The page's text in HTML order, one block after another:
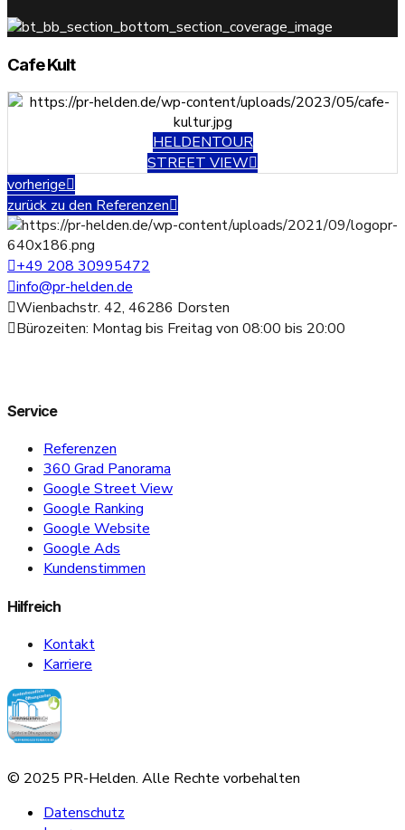
Cafe Kult
HELDENTOUR
STREET VIEW
vorherige
zurück zu den Referenzen
+49 208 30995472
info@pr-helden.de
Wienbachstr. 42, 46286 Dorsten
Bürozeiten: Montag bis Freitag von 08:00 bis 20:00
Service
Referenzen
360 Grad Panorama
Google Street View
Google Ranking
Google Website
Google Ads
Kundenstimmen
Hilfreich
Kontakt
Karriere
© 2025 PR-Helden. Alle Rechte vorbehalten
Datenschutz